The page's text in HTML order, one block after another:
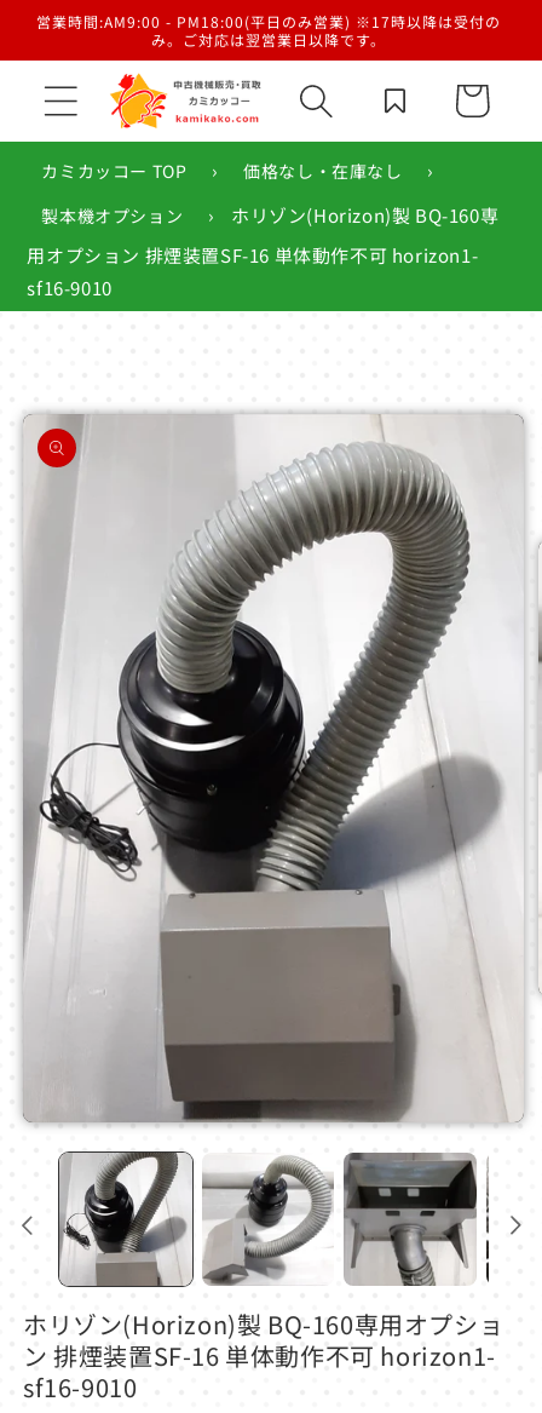
ンツに
営業時間:AM9:00 - PM18:00(平日のみ営業) ※17時以降は受付の
み。ご対応は翌営業日以降です。
カ
ー
カミカッコー TOP
› 価格なし・在庫なし ›
製本機オプション ›
ホリゾン(Horizon)製 BQ-160専
用オプション 排煙装置SF-16 単体動作不可 horizon1-
sf16-9010
商品情
報にス
キップ
モ
で
メ
(1)
を
開
く
ホリゾン(Horizon)製 BQ-160専用オプショ
ン 排煙装置SF-16 単体動作不可 horizon1-
sf16-9010